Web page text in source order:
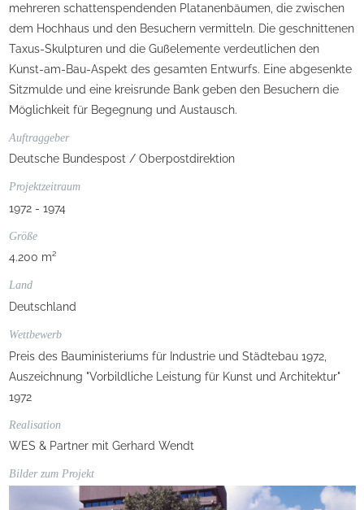
mehreren schattenspendenden Platanenbäumen, die zwischen
dem Hochhaus und den Besuchern vermitteln. Die geschnittenen
Taxus-Skulpturen und die Gußelemente verdeutlichen den
Kunst-am-Bau-Aspekt des gesamten Entwurfs. Eine abgesenkte
Sitzmulde und eine kreisrunde Bank geben den Besuchern die
Möglichkeit für Begegnung und Austausch.
Auftraggeber
Deutsche Bundespost / Oberpostdirektion
Projektzeitraum
1972 - 1974
Größe
4.200 m²
Land
Deutschland
Wettbewerb
Preis des Bauministeriums für Industrie und Städtebau 1972,
Auszeichnung "Vorbildliche Leistung für Kunst und Architektur"
1972
Realisation
WES & Partner mit Gerhard Wendt
Bilder zum Projekt